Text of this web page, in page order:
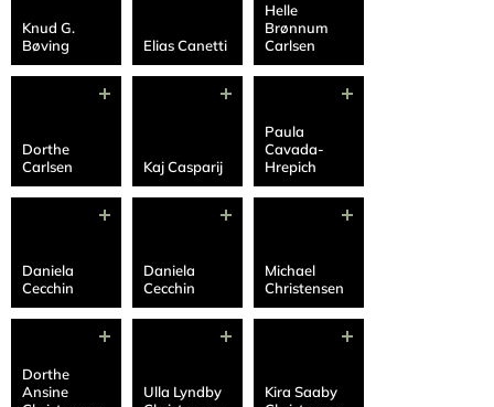
Knud G.
Bøving
Elias Canetti
Helle
Brønnum
Carlsen
Dorthe
Carlsen
Kaj Casparij
Paula
Cavada-
Hrepich
Daniela
Cecchin
Daniela
Cecchin
Michael
Christensen
Dorthe
Ansine
Ulla Lyndby
Kira Saaby